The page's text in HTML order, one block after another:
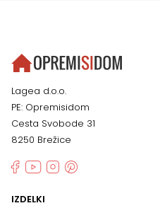
Lagea d.o.o.
PE: Opremisidom
Cesta Svobode 31
8250 Brežice
IZDELKI